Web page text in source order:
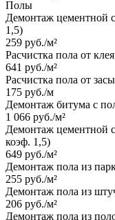
Полы
Демонтаж цементной
1,5)
259 руб./м²
Расчистка пола от клея
641 руб./м²
Расчистка пола от
175 руб./м
Демонтаж битума с
1 066 руб./м²
Демонтаж цементной
коэф. 1,5)
649 руб./м²
Демонтаж пола из
255 руб./м²
Демонтаж пола из
206 руб./м²
Демонтаж пола из